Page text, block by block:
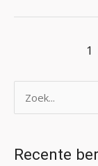
1
kRecente